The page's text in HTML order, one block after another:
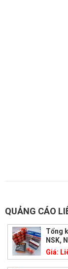
QUẢNG CÁO
Tổng
NSK,
Giá: